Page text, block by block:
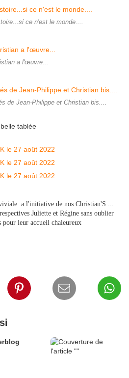
ce n'est le monde....
a l'œuvre...
de Jean-Philippe et Christian bis....
tablée
a l'initiative de nos Christian'S ...
Juliette et Régine sans oublier
pour leur accueil chaleureux
depuis Overblog